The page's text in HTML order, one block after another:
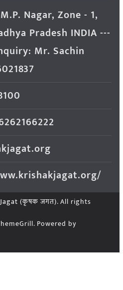
Nagar, Zone - 1,
Pradesh INDIA ---
Mr. Sachin
(कृषक जगत). All rights
Powered by